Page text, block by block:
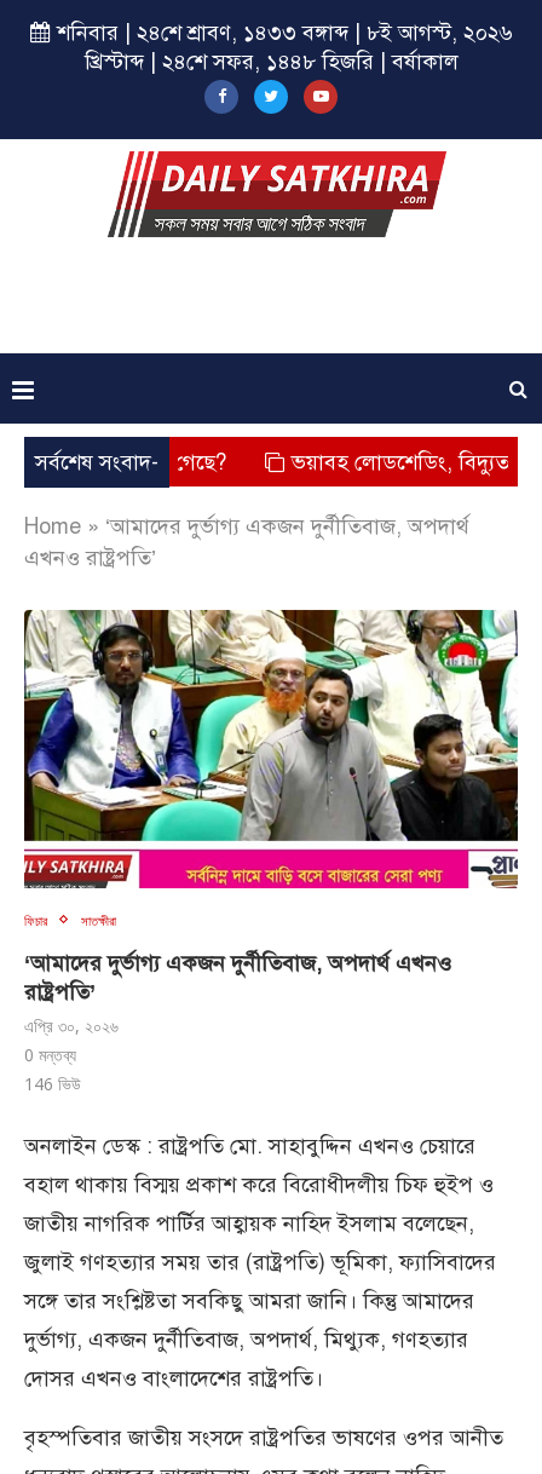
শনিবার | ২৪শে শ্রাবণ, ১৪৩৩ বঙ্গাব্দ | ৮ই আগস্ট, ২০২৬
খ্রিস্টাব্দ | ২৪শে সফর, ১৪৪৮ হিজরি | বর্ষাকাল
সর্বশেষ সংবাদ-
দেখা গেছে? ভয়াবহ লোডশেডিং, বিদ্যুত – গ্যাসের
Home » ‘আমাদের দুর্ভাগ্য একজন দুর্নীতিবাজ, অপদার্থ
এখনও রাষ্ট্রপতি’
ফিচার সাতক্ষীরা
‘আমাদের দুর্ভাগ্য একজন দুর্নীতিবাজ, অপদার্থ এখনও
রাষ্ট্রপতি’
এপ্রি ৩০, ২০২৬
0 মন্তব্য
146 ভিউ
অনলাইন ডেস্ক : রাষ্ট্রপতি মো. সাহাবুদ্দিন এখনও চেয়ারে
বহাল থাকায় বিস্ময় প্রকাশ করে বিরোধীদলীয় চিফ হুইপ ও
জাতীয় নাগরিক পার্টির আহ্বায়ক নাহিদ ইসলাম বলেছেন,
জুলাই গণহত্যার সময় তার (রাষ্ট্রপতি) ভূমিকা, ফ্যাসিবাদের
সঙ্গে তার সংশ্লিষ্টতা সবকিছু আমরা জানি। কিন্তু আমাদের
দুর্ভাগ্য, একজন দুর্নীতিবাজ, অপদার্থ, মিথ্যুক, গণহত্যার
দোসর এখনও বাংলাদেশের রাষ্ট্রপতি।
বৃহস্পতিবার জাতীয় সংসদে রাষ্ট্রপতির ভাষণের ওপর আনীত